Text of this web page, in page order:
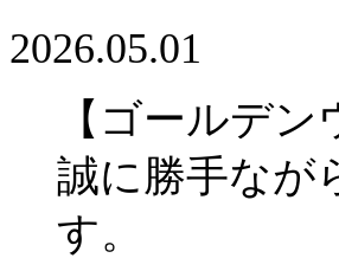
2026.05.01
【ゴールデ
誠に勝手なが
す。